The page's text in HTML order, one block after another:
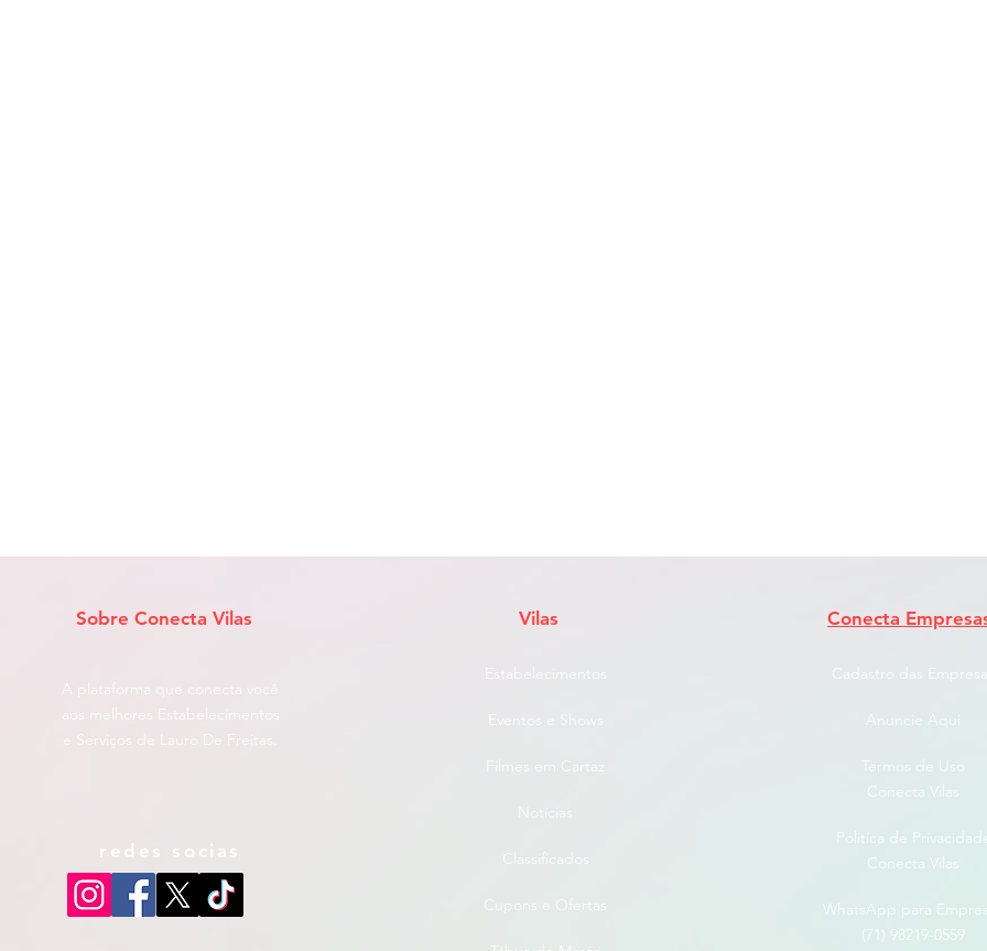
Sobre Conecta Vilas
A plataforma que conecta você
aos melhores Estabelecimentos
e Serviços de Lauro De Freitas.
redes socias
Vilas
Estabelecimentos
Filmes em Cartaz
Notícias
Classificados
Cupons e Ofertas
Conecta
Cadastro das
Anuncie Aqui
Termos de Uso
Conecta Vilas
Politica de
Conecta Vilas
WhatsApp para
(71) 98219-0559